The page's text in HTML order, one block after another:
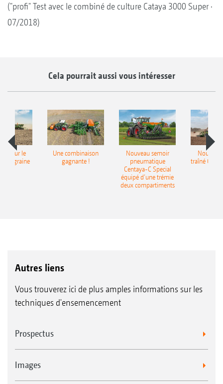
("profi" Test avec le combiné de culture Cataya 3000 Super ·
07/2018)
Cela pourrait aussi vous intéresser
pour le
Une combinaison
gagnante !
Nouveau semoir
pneumatique
Centaya-C Special
équipé d’une trémie
deux compartiments
traîné
Autres liens
Vous trouverez ici de plus amples informations sur les
techniques d'ensemencement
Prospectus
Images